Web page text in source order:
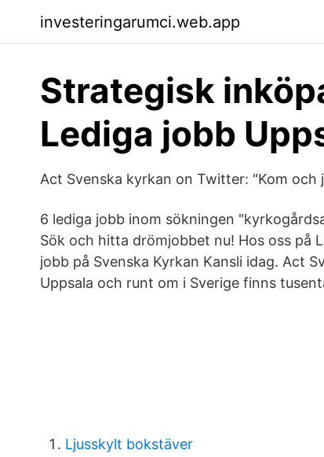
investeringarumci.web.app
Strategisk
Lediga jobb
Act Svenska kyrkan on Twitter: "Kom och
6 lediga jobb inom sökningen
Sök och hitta drömjobbet nu! Hos oss på
jobb på Svenska Kyrkan Kansli idag. Act
Uppsala och runt om i Sverige finns
Ljusskylt bokstäver